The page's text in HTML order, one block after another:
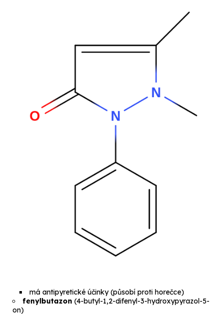
má antipyretické účinky (působí proti horečce)
fenylbutazon (4-butyl-1,2-difenyl-3-hydroxypyrazol-5-
on)